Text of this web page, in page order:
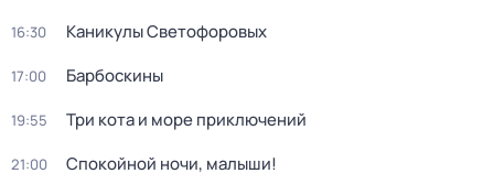
16:30 Каникулы Светофоровых
17:00 Барбоскины
19:55 Три кота и море приключений
21:00 Спокойной ночи, малыши!